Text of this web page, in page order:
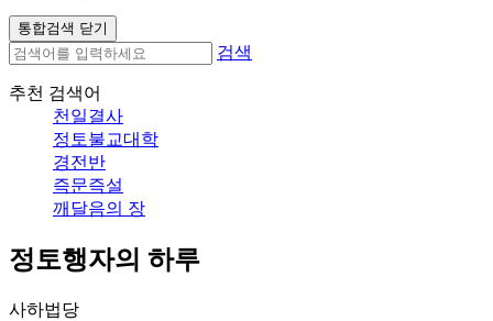
통합검색 닫기
검색
추천 검색어
천일결사
정토불교대학
경전반
즉문즉설
깨달음의 장
정토행자의 하루
사하법당